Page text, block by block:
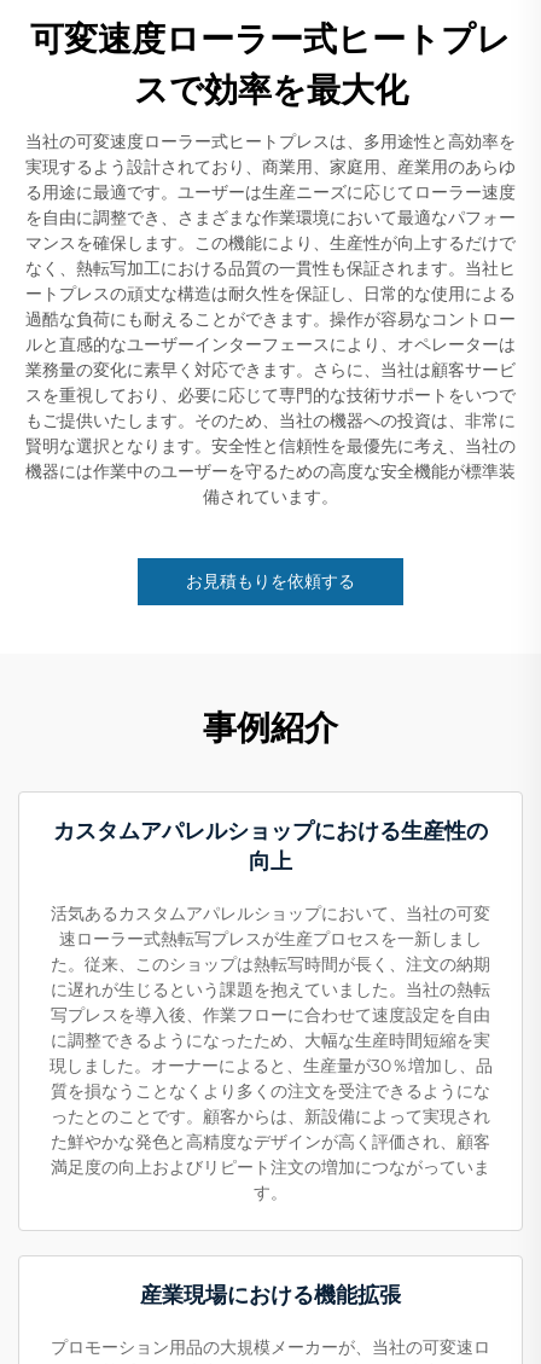
可変速度ローラー式ヒートプレ
スで効率を最大化
当社の可変速度ローラー式ヒートプレスは、多用途性と高効率を
実現するよう設計されており、商業用、家庭用、産業用のあらゆ
る用途に最適です。ユーザーは生産ニーズに応じてローラー速度
を自由に調整でき、さまざまな作業環境において最適なパフォー
マンスを確保します。この機能により、生産性が向上するだけで
なく、熱転写加工における品質の一貫性も保証されます。当社ヒ
ートプレスの頑丈な構造は耐久性を保証し、日常的な使用による
過酷な負荷にも耐えることができます。操作が容易なコントロー
ルと直感的なユーザーインターフェースにより、オペレーターは
業務量の変化に素早く対応できます。さらに、当社は顧客サービ
スを重視しており、必要に応じて専門的な技術サポートをいつで
もご提供いたします。そのため、当社の機器への投資は、非常に
賢明な選択となります。安全性と信頼性を最優先に考え、当社の
機器には作業中のユーザーを守るための高度な安全機能が標準装
備されています。
お見積もりを依頼する
事例紹介
カスタムアパレルショップにおける生産性の
向上
活気あるカスタムアパレルショップにおいて、当社の可変
速ローラー式熱転写プレスが生産プロセスを一新しまし
た。従来、このショップは熱転写時間が長く、注文の納期
に遅れが生じるという課題を抱えていました。当社の熱転
写プレスを導入後、作業フローに合わせて速度設定を自由
に調整できるようになったため、大幅な生産時間短縮を実
現しました。オーナーによると、生産量が30％増加し、品
質を損なうことなくより多くの注文を受注できるようにな
ったとのことです。顧客からは、新設備によって実現され
た鮮やかな発色と高精度なデザインが高く評価され、顧客
満足度の向上およびリピート注文の増加につながっていま
す。
産業現場における機能拡張
プロモーション用品の大規模メーカーが、当社の可変速ロ